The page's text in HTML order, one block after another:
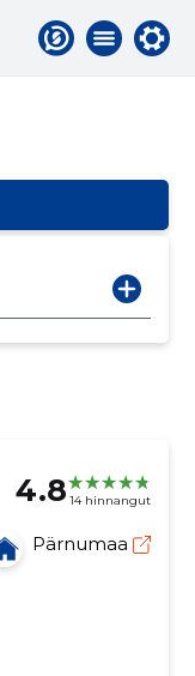
4.8 14 hinnangut
Pärnumaa